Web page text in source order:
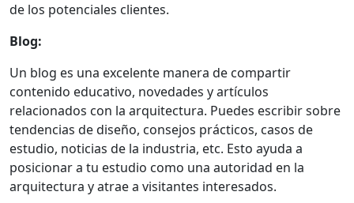
de los potenciales clientes.
Blog:
Un blog es una excelente manera de compartir
contenido educativo, novedades y artículos
relacionados con la arquitectura. Puedes escribir sobre
tendencias de diseño, consejos prácticos, casos de
estudio, noticias de la industria, etc. Esto ayuda a
posicionar a tu estudio como una autoridad en la
arquitectura y atrae a visitantes interesados.